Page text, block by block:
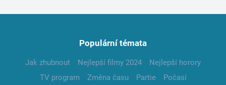
Populární témata
Jak zhubnout Nejlepší filmy 2024
Nejlepší horory
TV program
Změna času Partie
Počasí